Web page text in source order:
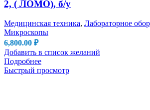
2, ( ЛОМО), б/у
Медицинская техника, Лабораторное
Микроскопы
6,800.00 ₽
Добавить в список желаний
Подробнее
Быстрый просмотр